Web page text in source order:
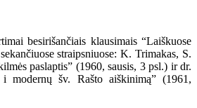
besirišančiais klausimais “Laiškuose
straipsniuose: K. Trimakas, S.
paslaptis” (1960, sausis, 3 psl.) ir dr.
modernų šv. Rašto aiškinimą” (1961,